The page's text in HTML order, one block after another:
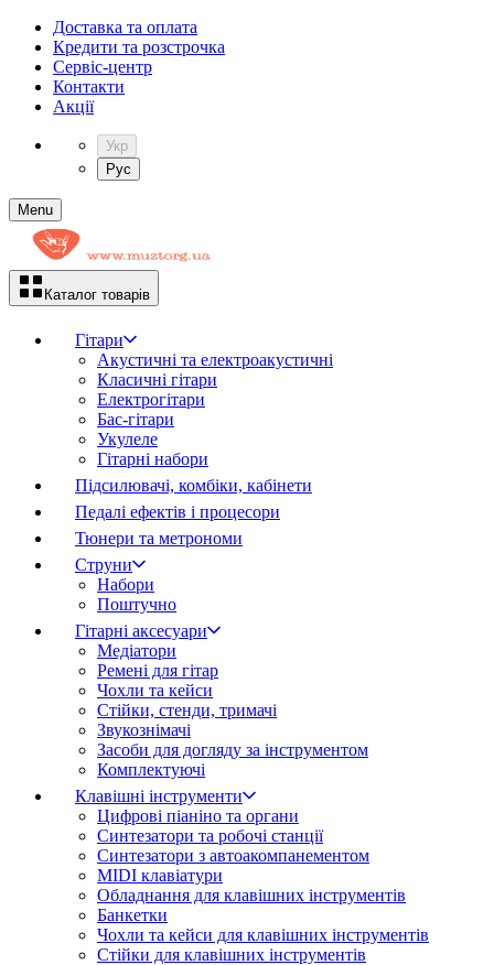
Доставка та оплата
Кредити та розстрочка
Сервіc-центр
Контакти
Акції
Укр
Рус
Menu
Каталог товарів
Гітари
Акустичні та електроакустичні
Класичні гітари
Електрогітари
Бас-гітари
Укулеле
Гітарні набори
Підсилювачі, комбіки, кабінети
Педалі ефектів і процесори
Тюнери та метрономи
Струни
Набори
Поштучно
Гітарні аксесуари
Медіатори
Ремені для гітар
Чохли та кейси
Стійки, стенди, тримачі
Звукознімачі
Засоби для догляду за інструментом
Комплектуючі
Клавішні інструменти
Цифрові піаніно та органи
Синтезатори та робочі станції
Синтезатори з автоакомпанементом
MIDI клавіатури
Обладнання для клавішних інструментів
Банкетки
Чохли та кейси для клавішних інструментів
Стійки для клавішних інструментів